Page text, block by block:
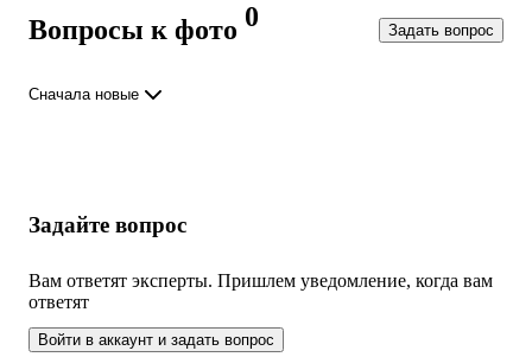
Вопросы к фото 0 Задать вопрос
Сначала новые
Задайте вопрос
Вам ответят эксперты. Пришлем уведомление, когда вам
ответят
Войти в аккаунт и задать вопрос